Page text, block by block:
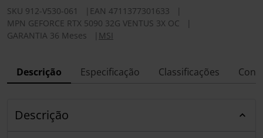
SKU 912-V530-061 EAN 4711377301633
MPN GEFORCE RTX 5090 32G VENTUS 3X OC
GARANTIA 36 Meses
MSI
Descrição Especificação Classificações
Descrição